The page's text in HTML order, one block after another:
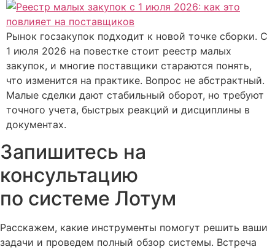
Рынок госзакупок подходит к новой точке сборки. С
1 июля 2026 на повестке стоит реестр малых
закупок, и многие поставщики стараются понять,
что изменится на практике. Вопрос не абстрактный.
Малые сделки дают стабильный оборот, но требуют
точного учета, быстрых реакций и дисциплины в
документах.
Запишитесь на
консультацию
по системе Лотум
Расскажем, какие инструменты помогут решить ваши
задачи и проведем полный обзор системы. Встреча